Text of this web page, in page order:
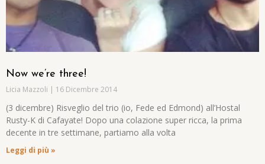
Now we’re three!
Licia Mazzoli 16 Dicembre 2014
(3 dicembre) Risveglio del trio (io, Fede ed Edmond) all’Hostal
Rusty-K di Cafayate! Dopo una colazione super ricca, la prima
decente in tre settimane, partiamo alla volta
Leggi di più »